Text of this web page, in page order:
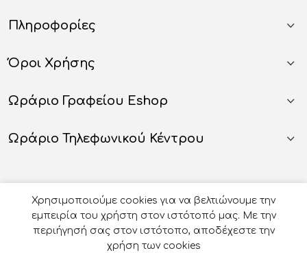
Πληροφορίες
Όροι Χρήσης
Ωράριο Γραφείου Eshop
Ωράριο Τηλεφωνικού Κέντρου
Χρησιμοποιούμε cookies για να βελτιώνουμε την
εμπειρία του χρήστη στον ιστότοπό μας. Με την
περιήγησή σας στον ιστότοπο, αποδέχεστε την
χρήση των cookies